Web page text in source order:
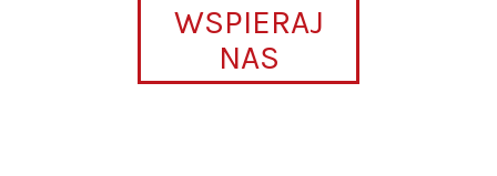
WSPIERAJ
NAS